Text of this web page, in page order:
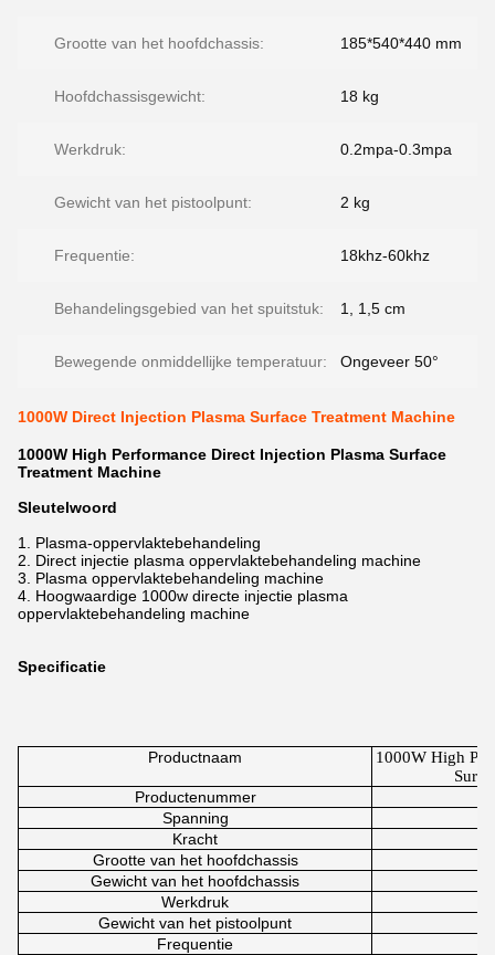
Grootte van het hoofdchassis: 185*540*440 mm
Hoofdchassisgewicht: 18 kg
Werkdruk: 0.2mpa-0.3mpa
Gewicht van het pistoolpunt: 2 kg
Frequentie: 18khz-60khz
Behandelingsgebied van het spuitstuk: 1, 1,5 cm
Bewegende onmiddellijke temperatuur: Ongeveer 50°
1000W Direct Injection Plasma Surface Treatment Machine
1000W High Performance Direct Injection Plasma Surface
Treatment Machine
Sleutelwoord
1. Plasma-oppervlaktebehandeling
2. Direct injectie plasma oppervlaktebehandeling machine
3. Plasma oppervlaktebehandeling machine
4. Hoogwaardige 1000w directe injectie plasma
oppervlaktebehandeling machine
Specificatie
Productnaam
1000W High
Productenummer
Spanning
Kracht
Grootte van het hoofdchassis
Gewicht van het hoofdchassis
Werkdruk
Gewicht van het pistoolpunt
Frequentie